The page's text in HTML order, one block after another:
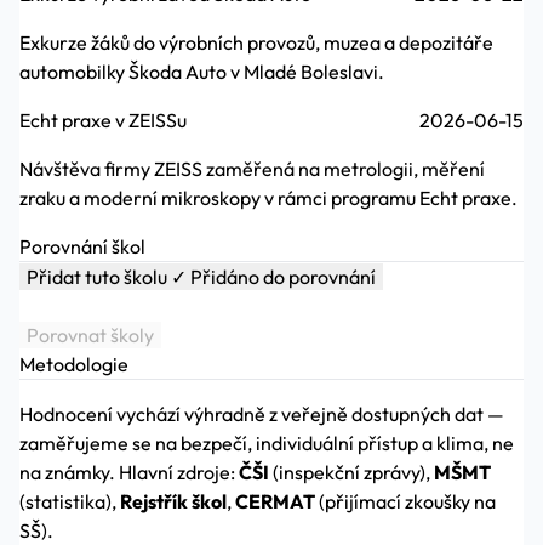
Exkurze žáků do výrobních provozů, muzea a depozitáře
automobilky Škoda Auto v Mladé Boleslavi.
Echt praxe v ZEISSu
2026-06-15
Návštěva firmy ZEISS zaměřená na metrologii, měření
zraku a moderní mikroskopy v rámci programu Echt praxe.
Porovnání škol
Přidat tuto školu ✓ Přidáno do porovnání
Porovnat školy
Metodologie
Hodnocení vychází výhradně z veřejně dostupných dat —
zaměřujeme se na bezpečí, individuální přístup a klima, ne
na známky. Hlavní zdroje:ČŠI (inspekční zprávy), MŠMT
(statistika), Rejstřík škol,CERMAT(přijímací zkoušky na
SŠ).